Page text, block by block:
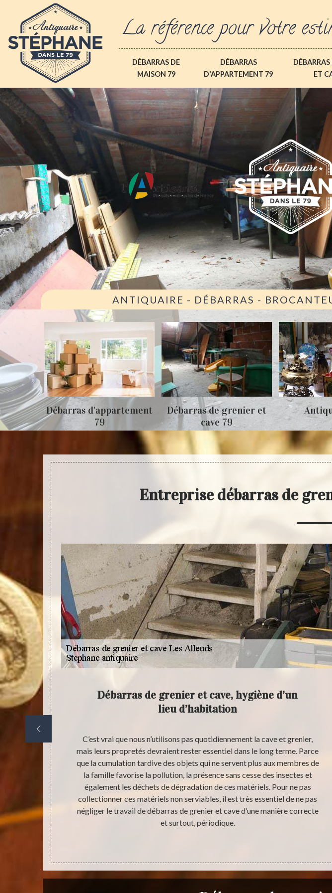
La référence pour votre
DÉBARRAS DE
MAISON 79
DÉBARRAS
D'APPARTEMENT 79
DÉBARRAS
ET
ANTIQUAIRE - DÉBARRAS -
79
Débarras d'appartement
79
Débarras de grenier et
cave 79
Entreprise débarras de
et des
Débarras de grenier et cave, hygiène d’un
lieu d’habitation
C’est vrai que nous n’utilisons pas quotidiennement la cave et grenier,
mais leurs propretés devraient rester essentiel dans le long terme. Parce
que la cumulation tardive des objets qui ne servent plus aux membres de
la famille favorise la pollution, la présence sans cesse des insectes et
également les déchets de dégradation de ces matériels. Pour ne pas
collectionner ces matériels non serviables, il est très essentiel de ne pas
négliger le travail de débarras de grenier et cave d’une manière correcte
et surtout, périodique.